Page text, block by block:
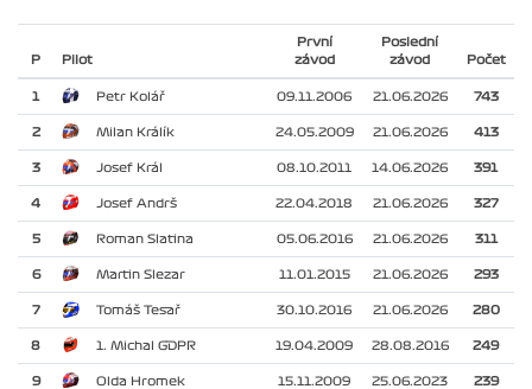
P Pilot
První
závod
Poslední
závod
Počet
1 Petr Kolář 09.11.2006 21.06.2026 743
2 Milan Králík 24.05.2009 21.06.2026 413
3 Josef Král 08.10.2011 14.06.2026 391
4 Josef Andrš 22.04.2018 21.06.2026 327
5 Roman Slatina 05.06.2016 21.06.2026 311
6 Martin Slezar 11.01.2015 21.06.2026 293
7 Tomáš Tesař 30.10.2016 21.06.2026 280
8 1. Michal GDPR 19.04.2009 28.08.2016 249
9 Olda Hromek 15.11.2009 25.06.2023 239